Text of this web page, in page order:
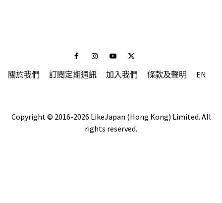
FacebookInstagramYoutubeTwitter
關於我們 訂閱定期通訊 加入我們 條款及聲明 EN
Copyright © 2016-2026 LikeJapan (Hong Kong) Limited. All
rights reserved.